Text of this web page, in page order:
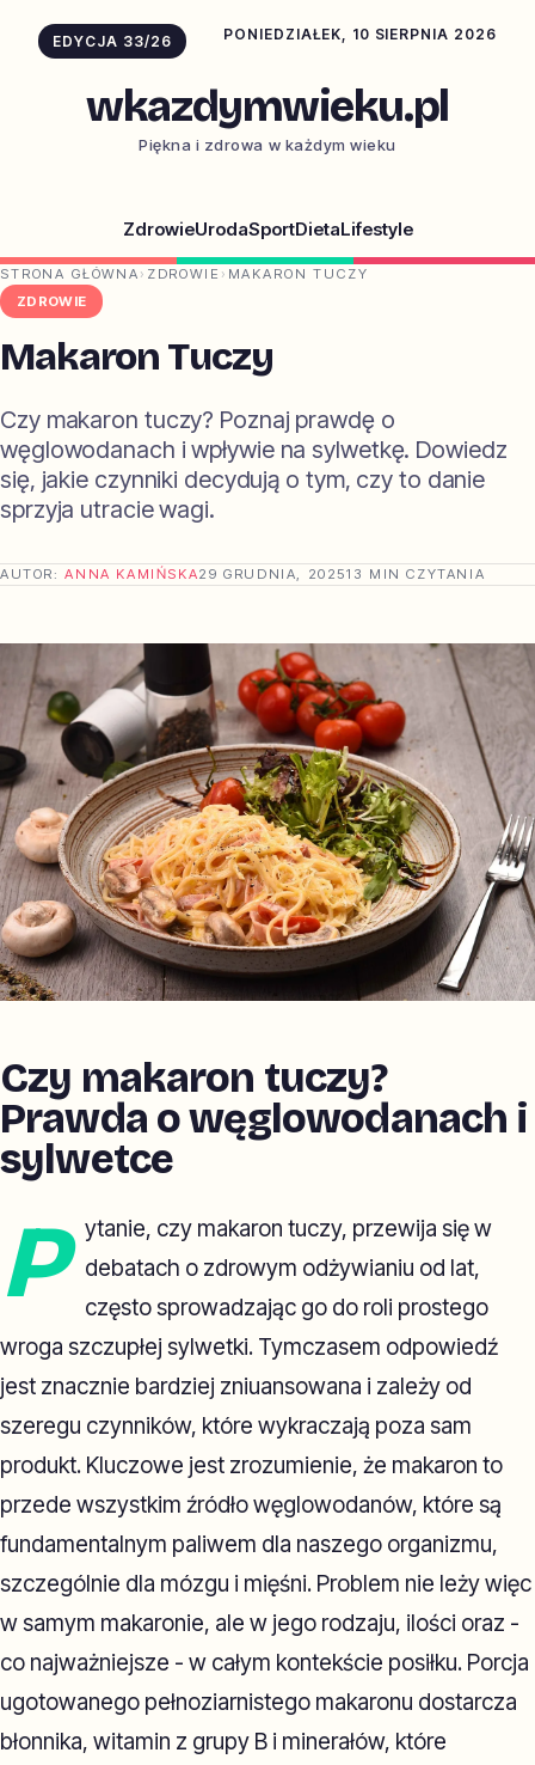
EDYCJA 33/26 PONIEDZIAŁEK, 10 SIERPNIA 2026
wkazdymwieku.pl
Piękna i zdrowa w każdym wieku
ZdrowieUrodaSportDietaLifestyle
STRONA GŁÓWNA › ZDROWIE › MAKARON TUCZY
ZDROWIE
Makaron Tuczy
Czy makaron tuczy? Poznaj prawdę o
węglowodanach i wpływie na sylwetkę. Dowiedz
się, jakie czynniki decydują o tym, czy to danie
sprzyja utracie wagi.
AUTOR:ANNA KAMIŃSKA29 GRUDNIA, 202513 MIN CZYTANIA
Czy makaron tuczy?
Prawda o węglowodanach i
sylwetce
P
ytanie, czy makaron tuczy, przewija się w
debatach o zdrowym odżywianiu od lat,
często sprowadzając go do roli prostego
wroga szczupłej sylwetki. Tymczasem odpowiedź
jest znacznie bardziej zniuansowana i zależy od
szeregu czynników, które wykraczają poza sam
produkt. Kluczowe jest zrozumienie, że makaron to
przede wszystkim źródło węglowodanów, które są
fundamentalnym paliwem dla naszego organizmu,
szczególnie dla mózgu i mięśni. Problem nie leży więc
w samym makaronie, ale w jego rodzaju, ilości oraz -
co najważniejsze - w całym kontekście posiłku. Porcja
ugotowanego pełnoziarnistego makaronu dostarcza
błonnika, witamin z grupy B i minerałów, które